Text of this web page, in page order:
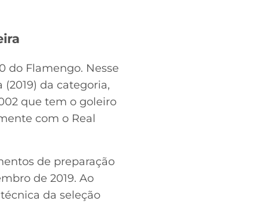
do Flamengo. Nesse
da categoria,
que tem o goleiro
com o Real
de preparação
de 2019. Ao
da seleção